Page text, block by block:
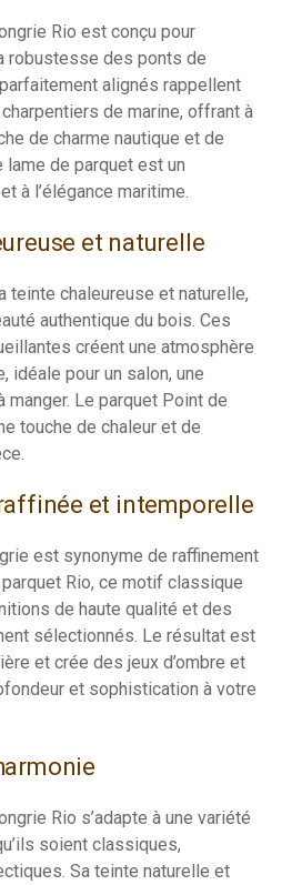
Rio est conçu pour
robustesse des ponts de
alignés rappellent
de marine, offrant à
de charme nautique et de
lame de parquet est un
à l’élégance maritime.
et naturelle
teinte chaleureuse et naturelle,
authentique du bois. Ces
créent une atmosphère
idéale pour un salon, une
manger. Le parquet Point de
touche de chaleur et de
et intemporelle
est synonyme de raffinement
Rio, ce motif classique
de haute qualité et des
sélectionnés. Le résultat est
et crée des jeux d’ombre et
et sophistication à votre
Rio s’adapte à une variété
soient classiques,
Sa teinte naturelle et